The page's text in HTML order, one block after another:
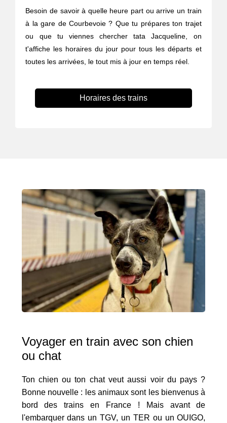
Besoin de savoir à quelle heure part ou arrive un train
à la gare de Courbevoie ? Que tu prépares ton trajet
ou que tu viennes chercher tata Jacqueline, on
t'affiche les horaires du jour pour tous les départs et
toutes les arrivées, le tout mis à jour en temps réel.
Horaires des trains
Voyager en train avec son chien
ou chat
Ton chien ou ton chat veut aussi voir du pays ?
Bonne nouvelle : les animaux sont les bienvenus à
bord des trains en France ! Mais avant de
l'embarquer dans un TGV, un TER ou un OUIGO,